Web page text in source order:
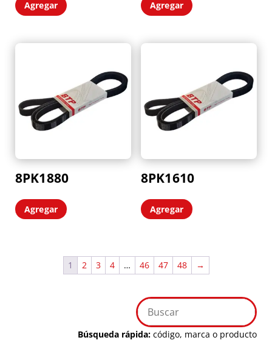
Agregar Agregar
8PK1880
Agregar
8PK1610
Agregar
1 2 3 4 … 46 47 48 →
Búsqueda rápida: código, marca o producto